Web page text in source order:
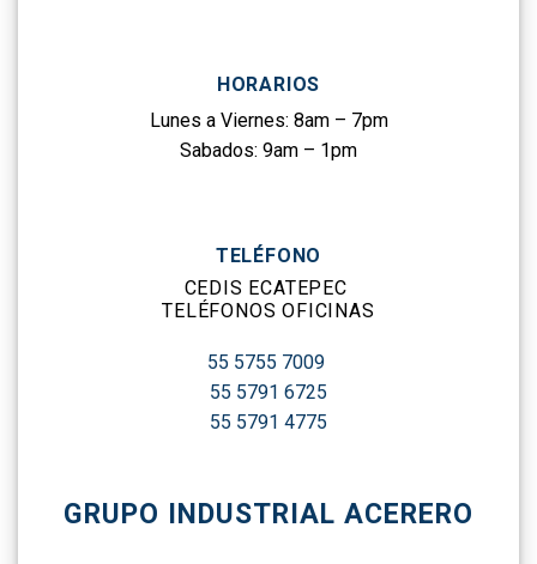
HORARIOS
Lunes a Viernes: 8am – 7pm
Sabados: 9am – 1pm
TELÉFONO
CEDIS ECATEPEC
TELÉFONOS OFICINAS
55 5755 7009
55 5791 6725
55 5791 4775
GRUPO INDUSTRIAL ACERERO